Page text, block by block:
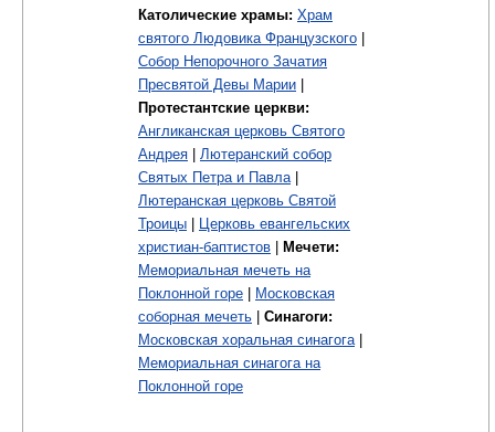
Католические храмы: Храм
святого Людовика Французского |
Собор Непорочного Зачатия
Пресвятой Девы Марии |
Протестантские церкви:
Англиканская церковь Святого
Андрея | Лютеранский собор
Святых Петра и Павла |
Лютеранская церковь Святой
Троицы | Церковь евангельских
христиан-баптистов | Мечети:
Мемориальная мечеть на
Поклонной горе | Московская
соборная мечеть | Синагоги:
Московская хоральная синагога |
Мемориальная синагога на
Поклонной горе